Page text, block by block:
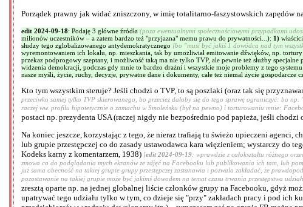
Porządek prawny jak widać zniszczony, w imię totalitarno-faszystowskich zapędów
edit 2024-09-18: Podaję 3 główne źródła (poza ewentualnymi społecznościowymi przypadkami
milionów uczestników – a zatem bardzo też "przyjazna" memu prawu do prywatności...): 1)
słudzy tego zglobalizowanego antydemokratycznego [bo "musi być jakiś 1 dowódca nad tym
wyremontowaniem ich lokalu, np. mieszkania, tak by umożliwiał emitowanie dźwięków, np.
przekaz podprogowy szeptany, i możliwość taką ma nie tylko TVP, ale pewnie też służby
widzenia demokracji, podczas gdy mnie to bardzo drażni i wszystkie moje problemy z tego
nasze myśli, życie, ruchy, decyzje, prywatne dane i dokumenty, całe też niemal życie gospodarcze
Kto tym wszystkim steruje? Jeśli chodzi o TVP, to są poszlaki (oraz tak się
przeciwko samej tylko TVP skierowanego, bo przecież dałoby się do tego sprawę ograniczyć: bo
raczej ww. profilu hipotetycznie o zamachu w Smoleńsku (był na pewno) i torturowaniu mnie:
postaci np. prezydenta USA (raczej nigdy nie bezpośrednio pod papieża, jeśli chodzi
Na koniec jeszcze, korzystając z tego, że nieraz trafiają tu świeżo upieczeni agenci,
lub grupie przestępczej co do zasady ustawodawca kara więzieniem; wystarczy do
Kodeks karny z komentarzem, 1938) [edit 2024-09-19: wprawdzie z całokształtu różnego
zmowa co do podglądania mych ekranów ze zdjęć na Facebooku lub publikowania ich tam, lub
już sama obecność na takiej grupie grupy przestępczej zastanawia i pozwala zakładać, że
pozostawanie na takiej grupie może być jakimś dowodem na temat czasu trwania przestępstwa
zresztą oparte np. na jednej globalnej liście członków grupy na Facebooku, gdyż
upatrywać tego udziału tylko w tym, co dzieje się "przy" zakładach pracy i pod